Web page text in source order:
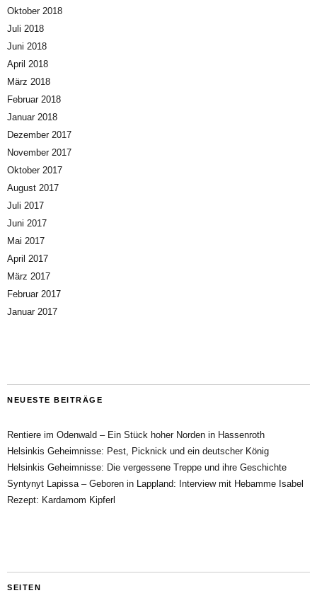
Oktober 2018
Juli 2018
Juni 2018
April 2018
März 2018
Februar 2018
Januar 2018
Dezember 2017
November 2017
Oktober 2017
August 2017
Juli 2017
Juni 2017
Mai 2017
April 2017
März 2017
Februar 2017
Januar 2017
NEUESTE BEITRÄGE
Rentiere im Odenwald – Ein Stück hoher Norden in Hassenroth
Helsinkis Geheimnisse: Pest, Picknick und ein deutscher König
Helsinkis Geheimnisse: Die vergessene Treppe und ihre Geschichte
Syntynyt Lapissa – Geboren in Lappland: Interview mit Hebamme Isabel
Rezept: Kardamom Kipferl
SEITEN